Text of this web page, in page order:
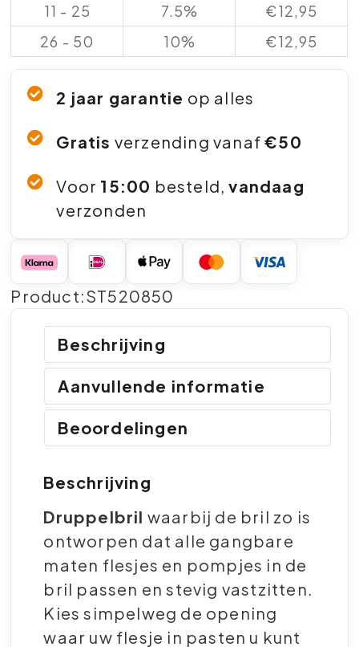
11 - 25
7.5% €12,95
26 - 50
10% €12,95
2 jaar garantie op alles
Gratis verzending vanaf€50
Voor 15:00 besteld,vandaag
verzonden
Product:ST520850
Beschrijving
Aanvullende informatie
Beoordelingen
Beschrijving
Druppelbril waarbij de bril zo is
ontworpen dat alle gangbare
maten flesjes en pompjes in de
bril passen en stevig vastzitten.
Kies simpelweg de opening
waar uw flesje in pasten u kunt